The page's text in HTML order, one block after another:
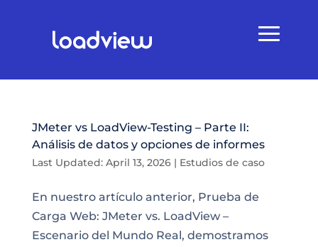
JMeter vs LoadView-Testing – Parte II:
Análisis de datos y opciones de informes
Last Updated: April 13, 2026| Estudios de caso
En nuestro artículo anterior, Prueba de
Carga Web: JMeter vs. LoadView –
Escenario del Mundo Real, demostramos